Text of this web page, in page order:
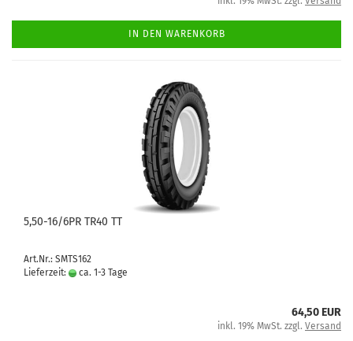
IN DEN WARENKORB
5,50-16/6PR TR40 TT
Art.Nr.: SMTS162
Lieferzeit:
ca. 1-3 Tage
64,50 EUR
inkl. 19% MwSt. zzgl. Versand